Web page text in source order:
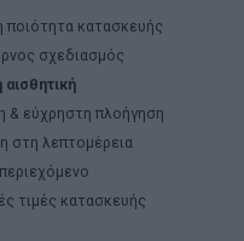
ποιότητα κατασκευής
σχεδιασμός
& εύχρηστη πλοήγηση
στη λεπτομέρεια
τιμές κατασκευής